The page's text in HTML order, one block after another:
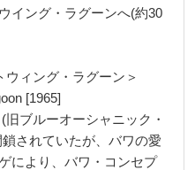
イング・ラグーンへ(約30
ィング・ラグーン＞
[1965]
ブルーオーシャニック・
されていたが、バワの愛
により、バワ・コンセプ